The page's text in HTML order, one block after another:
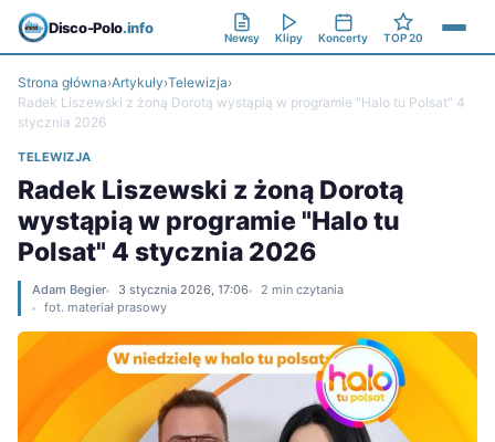
Disco-Polo.info
Newsy Klipy Koncerty TOP 20
Strona główna›Artykuły›Telewizja›
Radek Liszewski z żoną Dorotą wystąpią w programie "Halo tu Polsat" 4
stycznia 2026
TELEWIZJA
Radek Liszewski z żoną Dorotą
wystąpią w programie "Halo tu
Polsat" 4 stycznia 2026
Adam Begier 3 stycznia 2026, 17:06
2 min czytania
fot. materiał prasowy